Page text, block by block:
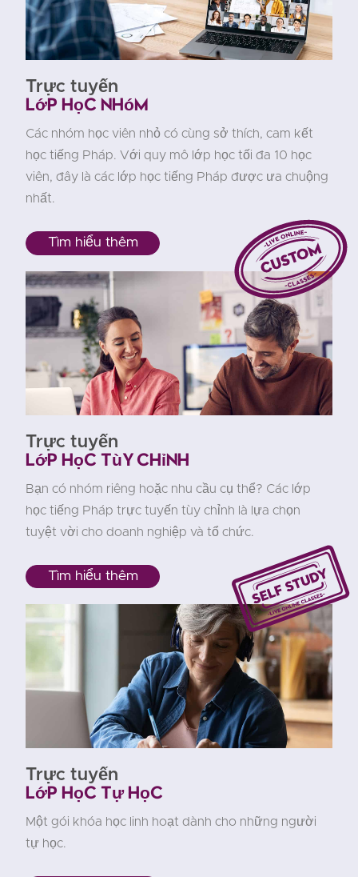
Trực tuyến
Lớp học nhóm
Các nhóm học viên nhỏ có cùng sở thích, cam kết
học tiếng Pháp. Với quy mô lớp học tối đa 10 học
viên, đây là các lớp học tiếng Pháp được ưa chuộng
nhất.
Tìm hiểu thêm
Trực tuyến
Lớp học tùy chỉnh
Bạn có nhóm riêng hoặc nhu cầu cụ thể? Các lớp
học tiếng Pháp trực tuyến tùy chỉnh là lựa chọn
tuyệt vời cho doanh nghiệp và tổ chức.
Tìm hiểu thêm
Trực tuyến
Lớp học tự học
Một gói khóa học linh hoạt dành cho những người
tự học.